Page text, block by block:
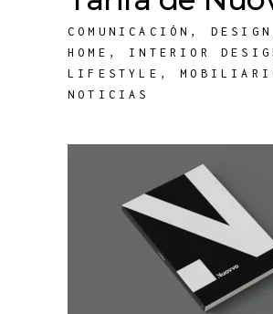
COMUNICACIÓN , DESIGN
HOME , INTERIOR
LIFESTYLE ,
NOTICIAS